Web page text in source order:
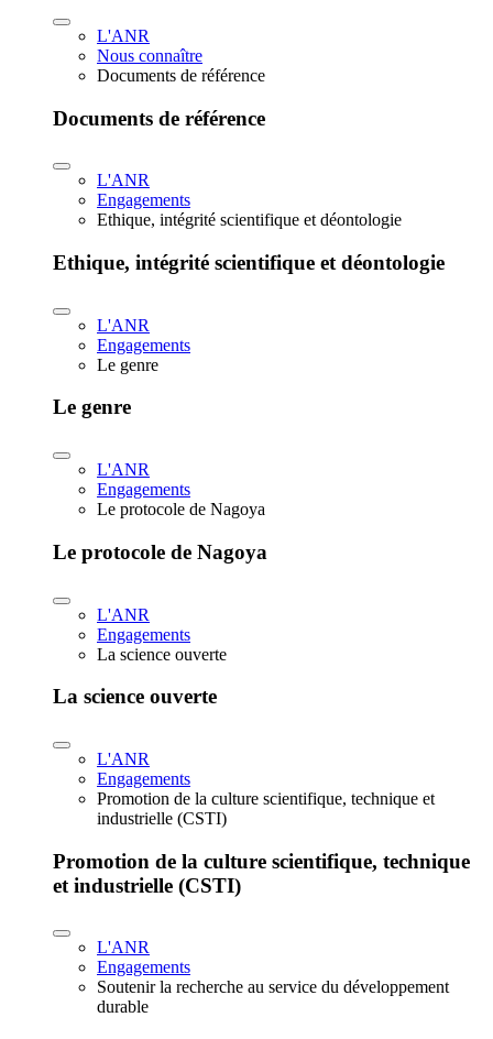
L'ANR
Nous connaître
Documents de référence
Documents de référence
L'ANR
Engagements
Ethique, intégrité scientifique et déontologie
Ethique, intégrité scientifique et déontologie
L'ANR
Engagements
Le genre
Le genre
L'ANR
Engagements
Le protocole de Nagoya
Le protocole de Nagoya
L'ANR
Engagements
La science ouverte
La science ouverte
L'ANR
Engagements
Promotion de la culture scientifique, technique et
industrielle (CSTI)
Promotion de la culture scientifique, technique
et industrielle (CSTI)
L'ANR
Engagements
Soutenir la recherche au service du développement
durable